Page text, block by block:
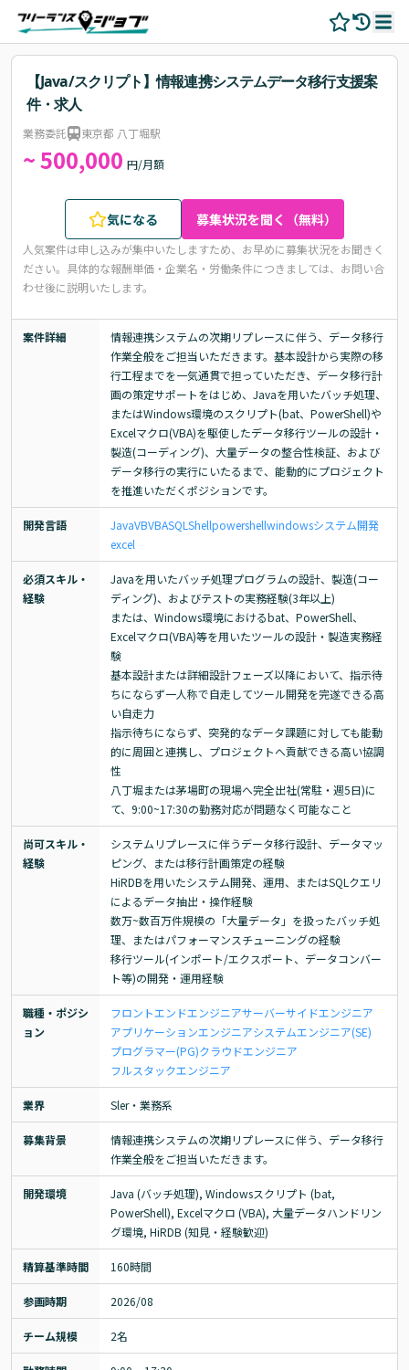
【Java/スクリプト】情報連携システムデータ移行支援案
件・求人
業務委託 東京都 八丁堀駅
~ 500,000 円/月額
気になる 募集状況を聞く（無料）
人気案件は申し込みが集中いたしますため、お早めに募集状況をお聞きく
ださい。 具体的な報酬単価・企業名・労働条件につきましては、お問い合
わせ後に説明いたします。
案件詳細
情報連携システムの次期リプレースに伴う、データ移行
作業全般をご担当いただきます。基本設計から実際の移
行工程までを一気通貫で担っていただき、データ移行計
画の策定サポートをはじめ、Javaを用いたバッチ処理、
またはWindows環境のスクリプト(bat、PowerShell)や
Excelマクロ(VBA)を駆使したデータ移行ツールの設計・
製造(コーディング)、大量データの整合性検証、および
データ移行の実行にいたるまで、能動的にプロジェクト
を推進いただくポジションです。
開発言語 JavaVBVBASQL Shellpowershellwindowsシステム開発
excel
必須スキル・
経験
Javaを用いたバッチ処理プログラムの設計、製造(コー
ディング)、およびテストの実務経験(3年以上)
または、Windows環境におけるbat、PowerShell、
Excelマクロ(VBA)等を用いたツールの設計・製造実務経
験
基本設計または詳細設計フェーズ以降において、指示待
ちにならず一人称で自走してツール開発を完遂できる高
い自走力
指示待ちにならず、突発的なデータ課題に対しても能動
的に周囲と連携し、プロジェクトへ貢献できる高い協調
性
八丁堀または茅場町の現場へ完全出社(常駐・週5日)に
て、9:00~17:30の勤務対応が問題なく可能なこと
尚可スキル・
経験
システムリプレースに伴うデータ移行設計、データマッ
ピング、または移行計画策定の経験
HiRDBを用いたシステム開発、運用、またはSQLクエリ
によるデータ抽出・操作経験
数万~数百万件規模の「大量データ」を扱ったバッチ処
理、またはパフォーマンスチューニングの経験
移行ツール(インポート/エクスポート、データコンバー
ト等)の開発・運用経験
職種・ポジシ
ョン
フロントエンドエンジニアサーバーサイドエンジニア
アプリケーションエンジニアシステムエンジニア(SE)
プログラマー(PG)クラウドエンジニア
フルスタックエンジニア
業界 Sler・業務系
募集背景
情報連携システムの次期リプレースに伴う、データ移行
作業全般をご担当いただきます。
開発環境
Java (バッチ処理), Windowsスクリプト (bat,
PowerShell), Excelマクロ (VBA), 大量データハンドリン
グ環境, HiRDB (知見・経験歓迎)
精算基準時間 160時間
参画時期 2026/08
チーム規模 2名